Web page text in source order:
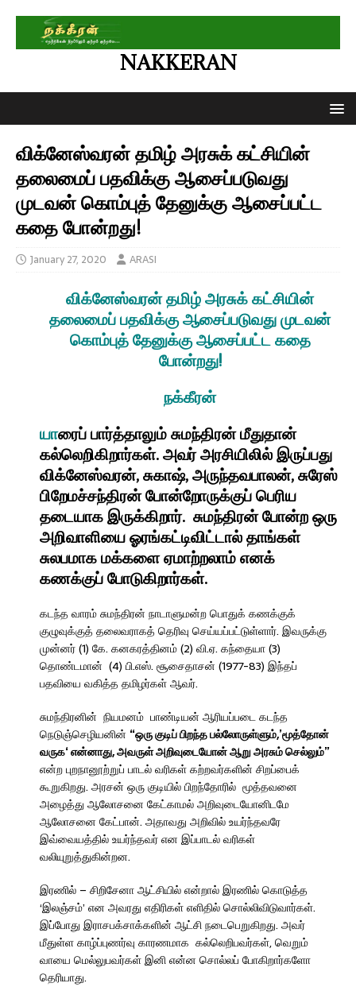
NAKKERAN
விக்னேஸ்வரன் தமிழ் அரசுக் கட்சியின்
தலைமைப் பதவிக்கு ஆசைப்படுவது
முடவன் கொம்புத் தேனுக்கு ஆசைப்பட்ட
கதை போன்றது!
January 27, 2020 ARASI
விக்னேஸ்வரன் தமிழ் அரசுக் கட்சியின்
தலைமைப் பதவிக்கு ஆசைப்படுவது முடவன்
கொம்புத் தேனுக்கு ஆசைப்பட்ட கதை
போன்றது!
நக்கீரன்
யாரைப் பார்த்தாலும் சுமந்திரன் மீதுதான்
கல்லெறிகிறார்கள். அவர் அரசியிலில் இருப்பது
விக்னேஸ்வரன், சுகாஷ், அருந்தவபாலன், சுரேஸ்
பிறேமச்சந்திரன் போன்றோருக்குப் பெரிய
தடையாக இருக்கிறார். சுமந்திரன் போன்ற ஒரு
அறிவாளியை ஓரங்கட்டிவிட்டால் தாங்கள்
சுலபமாக மக்களை ஏமாற்றலாம் எனக்
கணக்குப் போடுகிறார்கள்.
கடந்த வாரம் சுமந்திரன் நாடாளுமன்ற பொதுக் கணக்குக்
குழுவுக்குத் தலைவராகத் தெரிவு செய்யப்பட்டுள்ளார். இவருக்கு
முன்னர் (1) கே. கனகரத்தினம் (2) வி.ஏ. கந்தையா (3)
தொண்டமான் (4) பி.எஸ். சூசைதாசன் (1977-83) இந்தப்
பதவியை வகித்த தமிழர்கள் ஆவர்.
சுமந்திரனின் நியமனம் பாண்டியன் ஆரியப்படை கடந்த
நெடுஞ்செழியனின் “ஒரு குடிப் பிறந்த பல்லோருள்ளும்,’மூத்தோன்
வருக‘என்னாது,அவருள் அறிவுடையோன் ஆறு அரசும் செல்லும்”
என்ற புறநானூற்றுப் பாடல் வரிகள் கற்றவர்களின் சிறப்பைக்
கூறுகிறது. அரசன் ஒரு குடியில் பிறந்தோரில் மூத்தவனை
அழைத்து ஆலோசனை கேட்காமல் அறிவுடையோனிடமே
ஆலோசனை கேட்பான். அதாவது அறிவில் உயர்ந்தவரே
இவ்வையத்தில் உயர்ந்தவர் என இப்பாடல் வரிகள்
வலியுறுத்துகின்றன.
இரணில் – சிறிசேனா ஆட்சியில் என்றால் இரணில் கொடுத்த
‘இலஞ்சம்’ என அவரது எதிரிகள் எளிதில் சொல்லிவிடுவார்கள்.
இப்போது இராசபக்சாக்களின் ஆட்சி நடைபெறுகிறது. அவர்
மீதுள்ள காழ்ப்புணர்வு காரணமாக கல்லெறிபவர்கள், வெறும்
வாயை மெல்லுபவர்கள் இனி என்ன சொல்லப் போகிறார்களோ
தெரியாது.